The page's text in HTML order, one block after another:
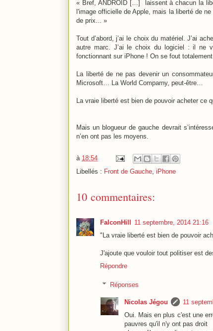
« Bref, ANDROID […] laissent à chacun la
l'image officielle de Apple, mais la liberté de
de prix... »
Tout d’abord, j’ai le choix du matériel. J’ai
autre marc. J’ai le choix du logiciel : il ne
fonctionnant sur iPhone ! On se fout
La liberté de ne pas devenir un
Microsoft… La World Comparny, peut-être…
La vraie liberté est bien de pouvoir acheter ce
Mais un blogueur de gauche devrait
n’en ont pas les moyens.
à 18:54
Libellés : Front de Gauche iPhone
10 commentaires:
FalconHill 11 septembre, 2014 21:16
"La vraie liberté est bien de pouvoir
J'ajoute que vouloir tout politiser est
Répondre
Réponses
Nicolas Jégou
11
Oui. Mais en plus c'est une
pauvres qu'il n'y ont pas droit